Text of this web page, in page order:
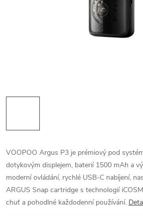
VOOPOO Argus P3 je prémiový pod
dotykovým displejem, baterií 1500 mAh a
moderní ovládání, rychlé USB-C nabíjení,
ARGUS Snap cartridge s technologií
chuť a pohodlné každodenní používání.